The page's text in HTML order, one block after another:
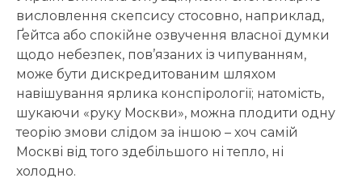
висловлення скепсису стосовно, наприклад,
Ґейтса або спокійне озвучення власної думки
щодо небезпек, пов’язаних із чипуванням,
може бути дискредитованим шляхом
навішування ярлика конспірології; натомість,
шукаючи «руку Москви», можна плодити одну
теорію змови слідом за іншою – хоч самій
Москві від того здебільшого ні тепло, ні
холодно.